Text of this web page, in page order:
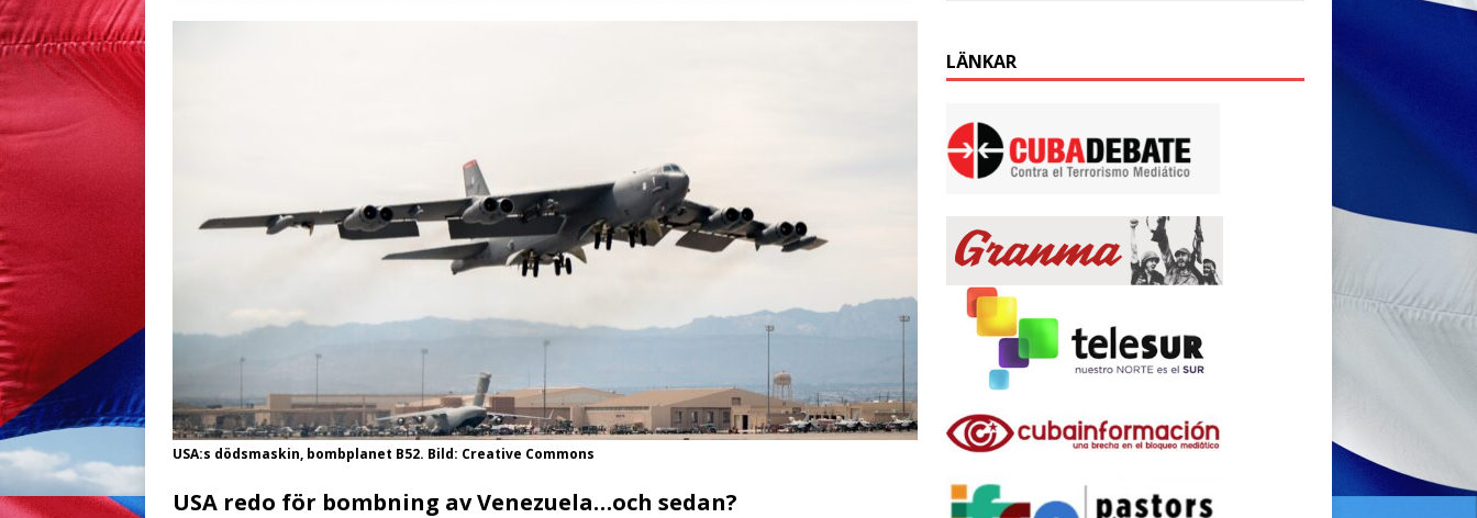
USA:s dödsmaskin, bombplanet B52. Bild: Creative Commons
USA redo för bombning av Venezuela…och sedan?
LÄNKAR